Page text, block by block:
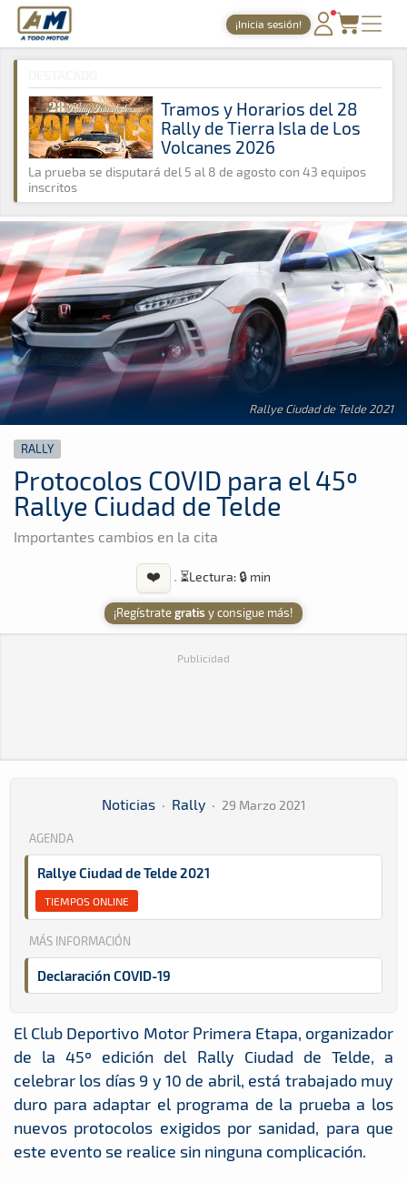
A Todo Motor · Revista del motor desde 1999
¡Inicia sesión!
PORTADA
TIEMPOS ONLINE
NOTICIAS
AGENDA
GALERÍAS
TIENDA
ARCHIVO
A Todo Motor » Noticias » Rally
Tramos y Horarios del 28
Rally de Tierra Isla de Los
Volcanes 2026
La prueba se disputará del 5 al 8 de agosto con 43 equipos
inscritos
Rallye Ciudad de Telde 2021
RALLY
Protocolos COVID para el 45º
Rallye Ciudad de Telde
Importantes cambios en la cita
❤️ · ⏳Lectura: 🔒 min
¡Regístrategratis y consigue más!
Publicidad
Noticias · Rally · 29 Marzo 2021
AGENDA
Rallye Ciudad de Telde 2021
TIEMPOS ONLINE
MÁS INFORMACIÓN
Declaración COVID-19
El Club Deportivo Motor Primera Etapa, organizador
de la 45º edición del Rally Ciudad de Telde, a
celebrar los días 9 y 10 de abril, está trabajado muy
duro para adaptar el programa de la prueba a los
nuevos protocolos exigidos por sanidad, para que
este evento se realice sin ninguna complicación.